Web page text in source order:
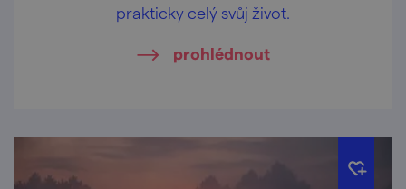
prakticky celý svůj život.
prohlédnout